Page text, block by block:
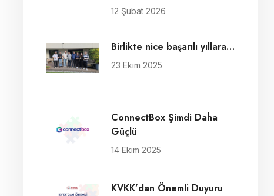
12 Şubat 2026
Birlikte nice başarılı yıllara…
23 Ekim 2025
ConnectBox Şimdi Daha
Güçlü
14 Ekim 2025
KVKK’dan Önemli Duyuru